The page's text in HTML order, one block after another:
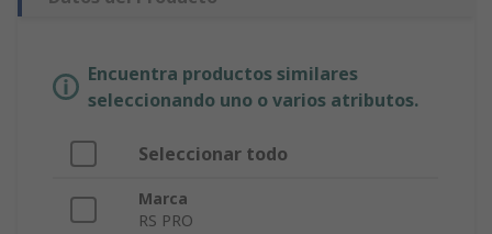
Encuentra productos similares
seleccionando uno o varios atributos.
Seleccionar todo
Marca
RS PRO